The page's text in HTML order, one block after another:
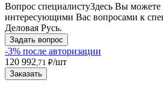
Вопрос специалистуЗдесь Вы можете
интересующими Вас вопросами к
Деловая Русь.
Задать вопрос
-3% после авторизации
120 992 ,71 ₽/шт
Заказать